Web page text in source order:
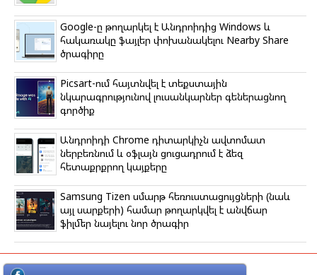
Google-ը թողարկել է Անդրոիդից Windows և
հակառակը ֆայլեր փոխանակելու Nearby Share
ծրագիրը
Picsart-ում հայտնվել է տեքստային
նկարագրությունով լուսանկարներ գեներացնող
գործիք
Անդրոիդի Chrome դիտարկիչն ավտոմատ
ներբեռնում և օֆլայն ցուցադրում է ձեզ
հետաքրքրող կայքերը
Samsung Tizen սմարթ հեռուստացույցների (նաև
այլ սարքերի) համար թողարկվել է անվճար
ֆիլմեր նայելու նոր ծրագիր